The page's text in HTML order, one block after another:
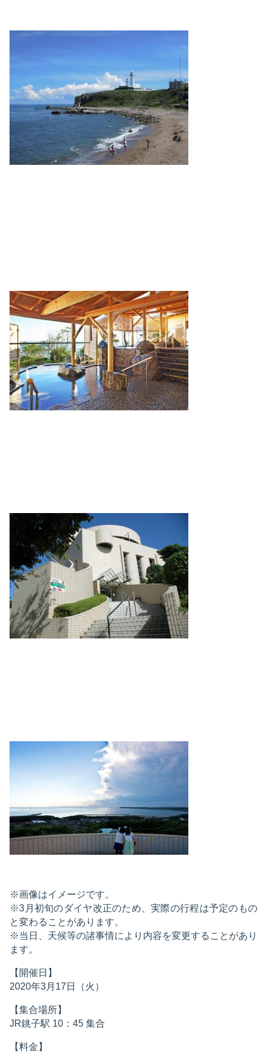
※画像はイメージです。
※3月初旬のダイヤ改正のため、実際の行程は予定のもの
と変わることがあります。
※当日、天候等の諸事情により内容を変更することがあり
ます。
【開催日】
2020年3月17日（火）
【集合場所】
JR銚子駅 10：45 集合
【料金】